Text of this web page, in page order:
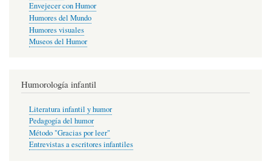
Envejecer con Humor
Humores del Mundo
Humores visuales
Museos del Humor
Humorología infantil
Literatura infantil y humor
Pedagogía del humor
Método "Gracias por leer"
Entrevistas a escritores infantiles